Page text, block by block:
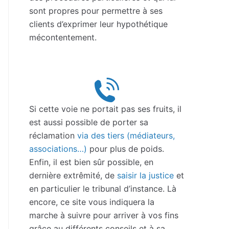
sont propres pour permettre à ses
clients d’exprimer leur hypothétique
mécontentement.
Si cette voie ne portait pas ses fruits, il
est aussi possible de porter sa
réclamation via des tiers (médiateurs,
associations…) pour plus de poids.
Enfin, il est bien sûr possible, en
dernière extrêmité, de saisir la justice et
en particulier le tribunal d’instance. Là
encore, ce site vous indiquera la
marche à suivre pour arriver à vos fins